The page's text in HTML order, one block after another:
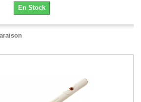
En Stock